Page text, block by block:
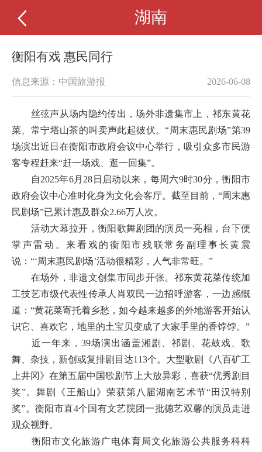
湖南
衡阳有戏 惠民同行
信息来源：中国旅游报 2026-06-08
丝弦声从场内隐约传出，场外非遗集市上，祁东黄花
菜、常宁塔山茶的叫卖声此起彼伏。“周末惠民剧场”第39
场演出近日在衡阳市政府会议中心举行，吸引众多市民游
客专程赶来“赶一场戏、逛一回集”。
自2025年6月28日启动以来，每周六9时30分，衡阳市
政府会议中心准时化身为文化会客厅。截至目前，“周末惠
民剧场”已累计惠及群众2.66万人次。
活动大幕拉开，衡阳歌舞剧团的演员一亮相，台下便
掌声雷动。来看戏的衡阳市残联常务副理事长黄震
说：“‘周末惠民剧场’活动很精彩，人气非常旺。”
在场外，非遗文创集市同步开张。祁东黄花菜传统加
工技艺市级代表性传承人肖双民一边招呼游客，一边感慨
道：“黄花菜寄托着乡愁，如今越来越多的外地游客开始认
识它、喜欢它，地里的土宝贝变成了大家手里的香饽饽。”
近一年来，39场演出涵盖湘剧、祁剧、花鼓戏、歌
舞、杂技，新创或复排剧目达113个。大型歌剧《八百矿工
上井冈》在第五届中国歌剧节上大放异彩，喜获“优秀剧目
奖”。舞剧《王船山》荣获第八届湖南艺术节“田汉特别
奖”。衡阳市直4个国有文艺院团一批德艺双馨的演员走进
观众视野。
衡阳市文化旅游广电体育局文化旅游公共服务科科